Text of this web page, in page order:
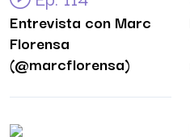
Entrevista con Marc
Florensa
(@marcflorensa)